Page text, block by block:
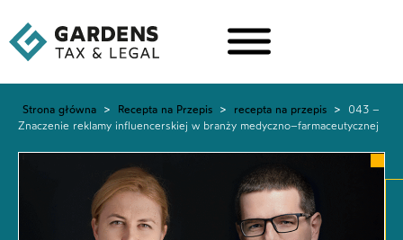
Strona główna > Recepta na Przepis > recepta na przepis >
043 –
Znaczenie reklamy influencerskiej w branży medyczno–farmaceutycznej